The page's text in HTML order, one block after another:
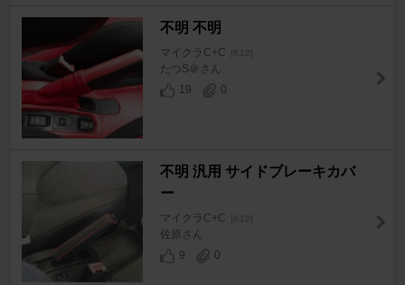
不明 不明
マイクラC+C [K12]
たつS＠さん
19
0
不明 汎用 サイドブレーキカバ
ー
マイクラC+C [K12]
佐原さん
9
0